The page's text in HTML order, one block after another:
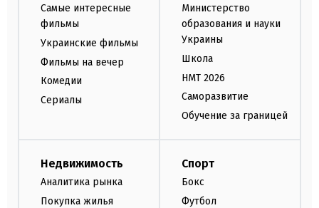
Самые интересные
фильмы
Украинские фильмы
Фильмы на вечер
Комедии
Сериалы
Министерство
образования и науки
Украины
Школа
НМТ 2026
Саморазвитие
Обучение за границей
Недвижимость
Аналитика рынка
Покупка жилья
Спорт
Бокс
Футбол